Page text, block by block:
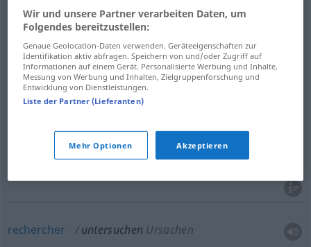
MED
étudier untersuchenwissenschaftlich
analyser untersuchen CHEM
untersuchenBoden
untersuchen
rechercher untersuchen Ursachen
Wir und unsere Partner verarbeiten Daten, um
Folgendes bereitzustellen:
Genaue Geolocation-Daten verwenden. Geräteeigenschaften zur
Identifikation aktiv abfragen. Speichern von und/oder Zugriff auf
Informationen auf einem Gerät. Personalisierte Werbung und Inhalte,
Messung von Werbung und Inhalten, Zielgruppenforschung und
Entwicklung von Dienstleistungen.
Liste der Partner (Lieferanten)
Mehr Optionen Akzeptieren